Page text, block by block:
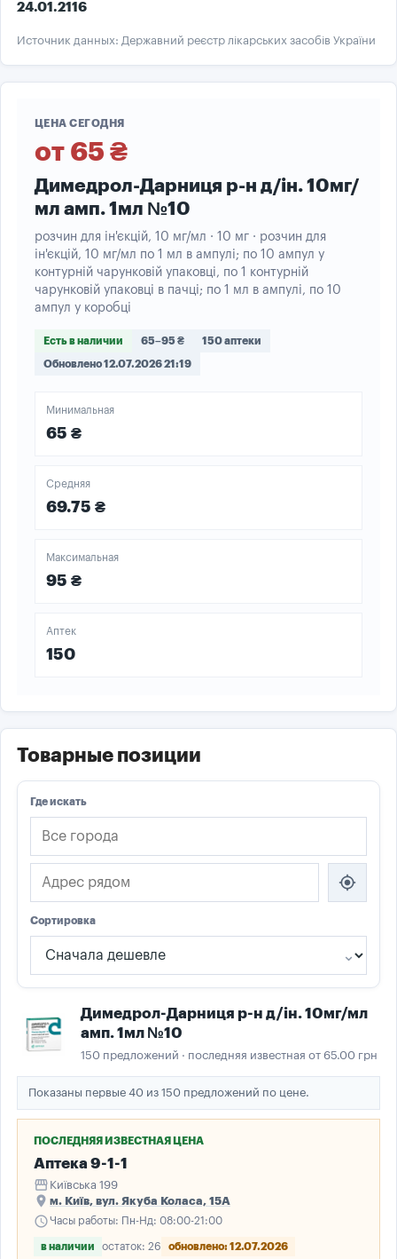
24.01.2116
Источник данных: Державний реєстр лікарських засобів України
ЦЕНА СЕГОДНЯ
от 65 ₴
Димедрол-Дарниця р-н д/ін. 10мг/
мл амп. 1мл №10
розчин для ін'єкцій, 10 мг/мл · 10 мг · розчин для
ін'єкцій, 10 мг/мл по 1 мл в ампулі; по 10 ампул у
контурній чарунковій упаковці, по 1 контурній
чарунковій упаковці в пачці; по 1 мл в ампулі, по 10
ампул у коробці
Есть в наличии 65–95 ₴ 150 аптеки
Обновлено 12.07.2026 21:19
Минимальная
65 ₴
Средняя
69.75 ₴
Максимальная
95 ₴
Аптек
150
Товарные позиции
Где искать
Сортировка
my_location
Димедрол-Дарниця р-н д/ін. 10мг/мл
амп. 1мл №10
150 предложений · последняя известная от 65.00 грн
Показаны первые 40 из 150 предложений по цене.
ПОСЛЕДНЯЯ ИЗВЕСТНАЯ ЦЕНА
Аптека 9-1-1
storefront Київська 199
place м. Київ, вул. Якуба Коласа, 15А
scheduleЧасы работы: Пн-Нд: 08:00-21:00
в наличии остаток: 26 обновлено: 12.07.2026